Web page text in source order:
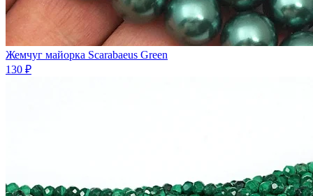
Жемчуг майорка Scarabaeus Green
130 ₽